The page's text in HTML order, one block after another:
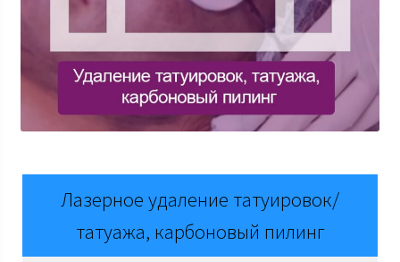
Лазерное удаление татуировок/
татуажа, карбоновый пилинг